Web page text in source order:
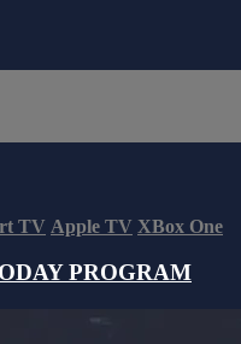
TV Apple TV XBox One
PROGRAM